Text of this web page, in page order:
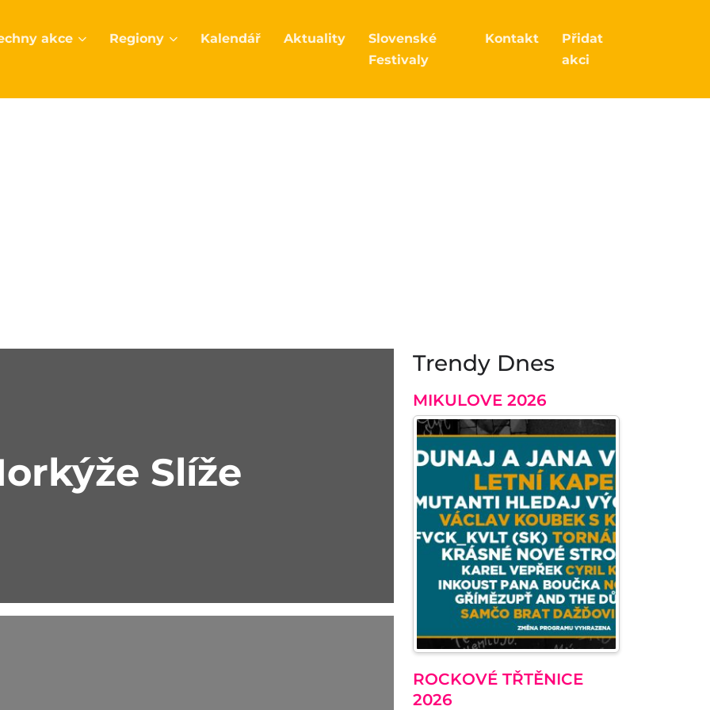
akce Regiony Kalendář Aktuality
Slovenské
Festivaly
Kontakt
Přidat
akci
Slíže
Trendy Dnes
MIKULOVE 2026
ROCKOVÉ TŘTĚNICE
2026